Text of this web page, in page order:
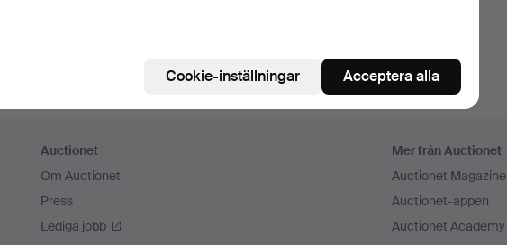
Auctionet
Om Auctionet
Press
Lediga jobb
Mer från Auctionet
Auctionet Magazine
Auctionet-appen
Auctionet Academy
Cookie-inställningar Acceptera alla